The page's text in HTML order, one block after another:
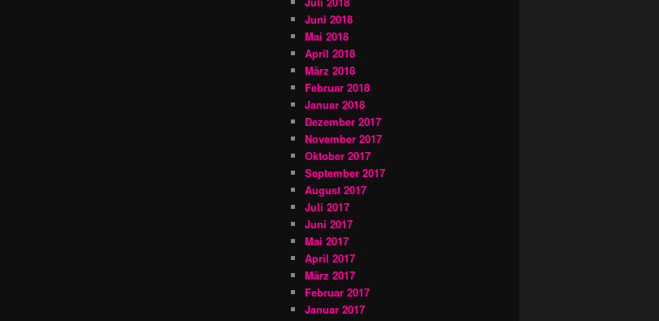
Juni 2018
Mai 2018
April 2018
März 2018
Februar 2018
Januar 2018
Dezember 2017
November 2017
Oktober 2017
September 2017
August 2017
Juli 2017
Juni 2017
Mai 2017
April 2017
März 2017
Februar 2017
Januar 2017